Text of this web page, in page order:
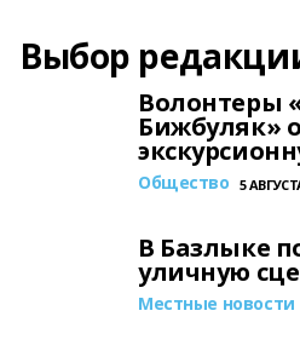
Выбор
Волонтеры
Бижбуляк»
Общество 5
В Базлыке
уличную
Местные новости